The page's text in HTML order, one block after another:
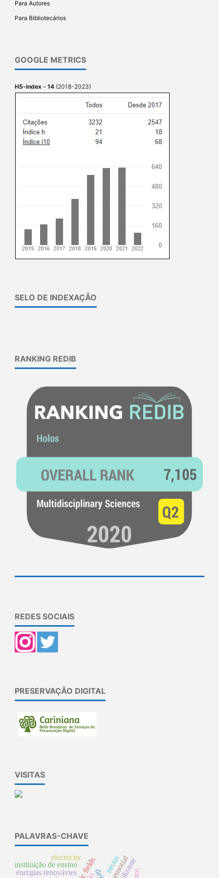
Para Autores
Para Bibliotecários
GOOGLE METRICS
H5-index – 14 (2018-2023)
SELO DE INDEXAÇÃO
RANKING REDIB
REDES SOCIAIS
PRESERVAÇÃO DIGITAL
VISITAS
PALAVRAS-CHAVE
energias renovávies
instituição de ensino
electricity sensorial
néctar